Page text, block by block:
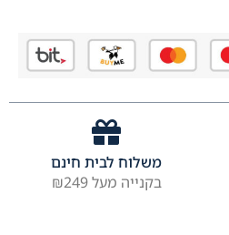
משלוח לבית חינם
בקנייה מעל ₪249